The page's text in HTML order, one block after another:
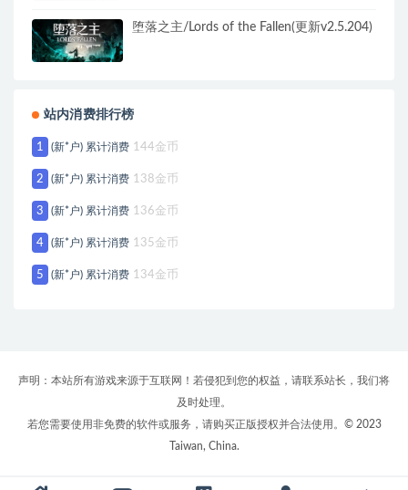
堕落之主/Lords of the Fallen(更新v2.5.204)
站内消费排行榜
1 (新*户) 累计消费 144金币
2 (新*户) 累计消费 138金币
3 (新*户) 累计消费 136金币
4 (新*户) 累计消费 135金币
5 (新*户) 累计消费 134金币
声明：本站所有游戏来源于互联网！若侵犯到您的权益，请联系站长，我们将
及时处理。
若您需要使用非免费的软件或服务，请购买正版授权并合法使用。© 2023
Taiwan, China.